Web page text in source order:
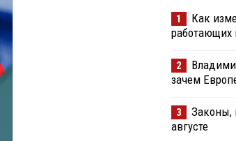
1
Как
работающих
2
зачем
3
Законы,
августе